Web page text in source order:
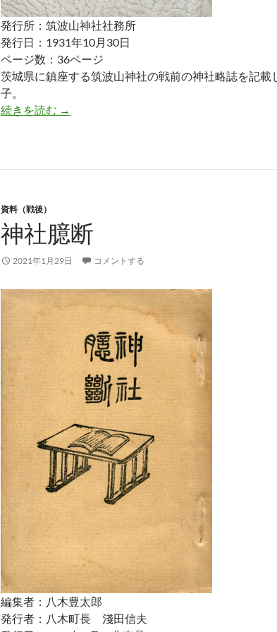
発行所：筑波山神社社務所
発行日：1931年10月30日
ページ数：36ページ
茨城県に鎮座する筑波山神社の戦前の神社略誌を記載
子。
続きを読む 筑波山神社小誌
→
資料（戦後）
神社臆断
2021年1月29日 コメントする
編集者：八木豊太郎
発行者：八木町長 淺田信夫